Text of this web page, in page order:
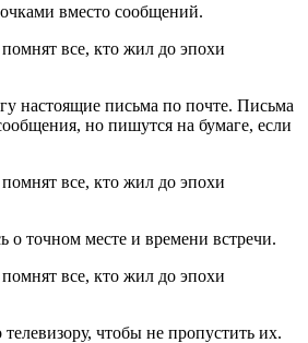
вместо сообщений.
настоящие письма по почте. Письма
но пишутся на бумаге, если
о точном месте и времени встречи.
чтобы не пропустить их.